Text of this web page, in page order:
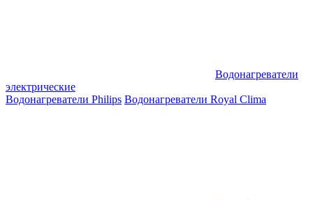
Водонагреватели
электрические
Водонагреватели Philips Водонагреватели Royal Clima